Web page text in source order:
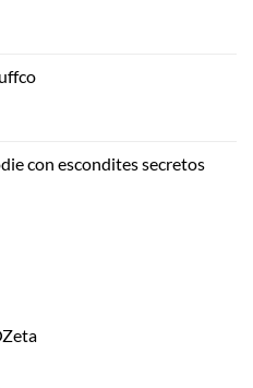
con escondites secretos